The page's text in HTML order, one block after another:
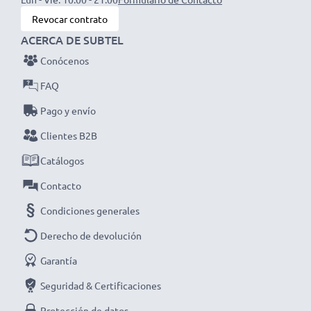
quedarte sin batería mientras haces una foto o grabas
un vídeo.
Elige CELLONIC y no te la juegues con la calidad, ¡haz
ya tu pedido!
Revocar contrato
ACERCA DE SUBTEL
Conócenos
FAQ
Pago y envío
Clientes B2B
Catálogos
Contacto
Condiciones generales
Derecho de devolución
Garantía
Seguridad & Certificaciones